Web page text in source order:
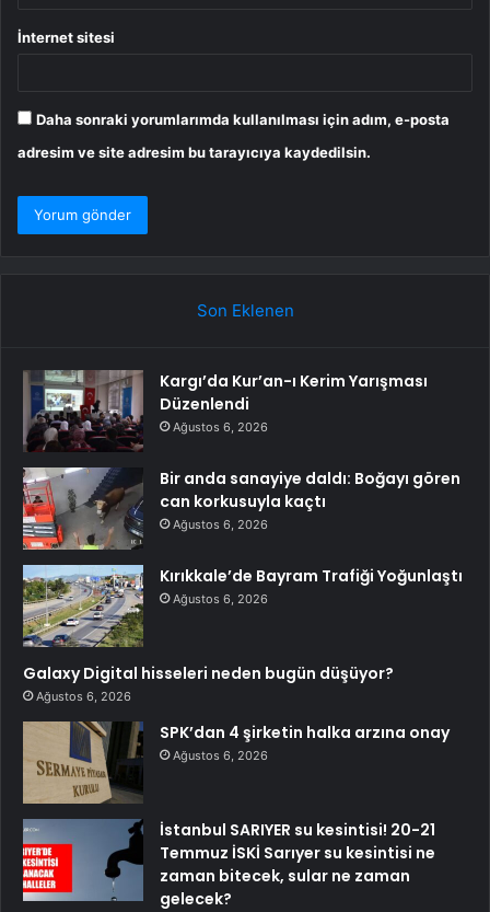
İnternet sitesi
Daha sonraki yorumlarımda kullanılması için adım, e-posta
adresim ve site adresim bu tarayıcıya kaydedilsin.
Son Eklenen
Kargı’da Kur’an-ı Kerim Yarışması
Düzenlendi
Ağustos 6, 2026
Bir anda sanayiye daldı: Boğayı gören
can korkusuyla kaçtı
Ağustos 6, 2026
Kırıkkale’de Bayram Trafiği Yoğunlaştı
Ağustos 6, 2026
Galaxy Digital hisseleri neden bugün düşüyor?
Ağustos 6, 2026
SPK’dan 4 şirketin halka arzına onay
Ağustos 6, 2026
İstanbul SARIYER su kesintisi! 20-21
Temmuz İSKİ Sarıyer su kesintisi ne
zaman bitecek, sular ne zaman
gelecek?